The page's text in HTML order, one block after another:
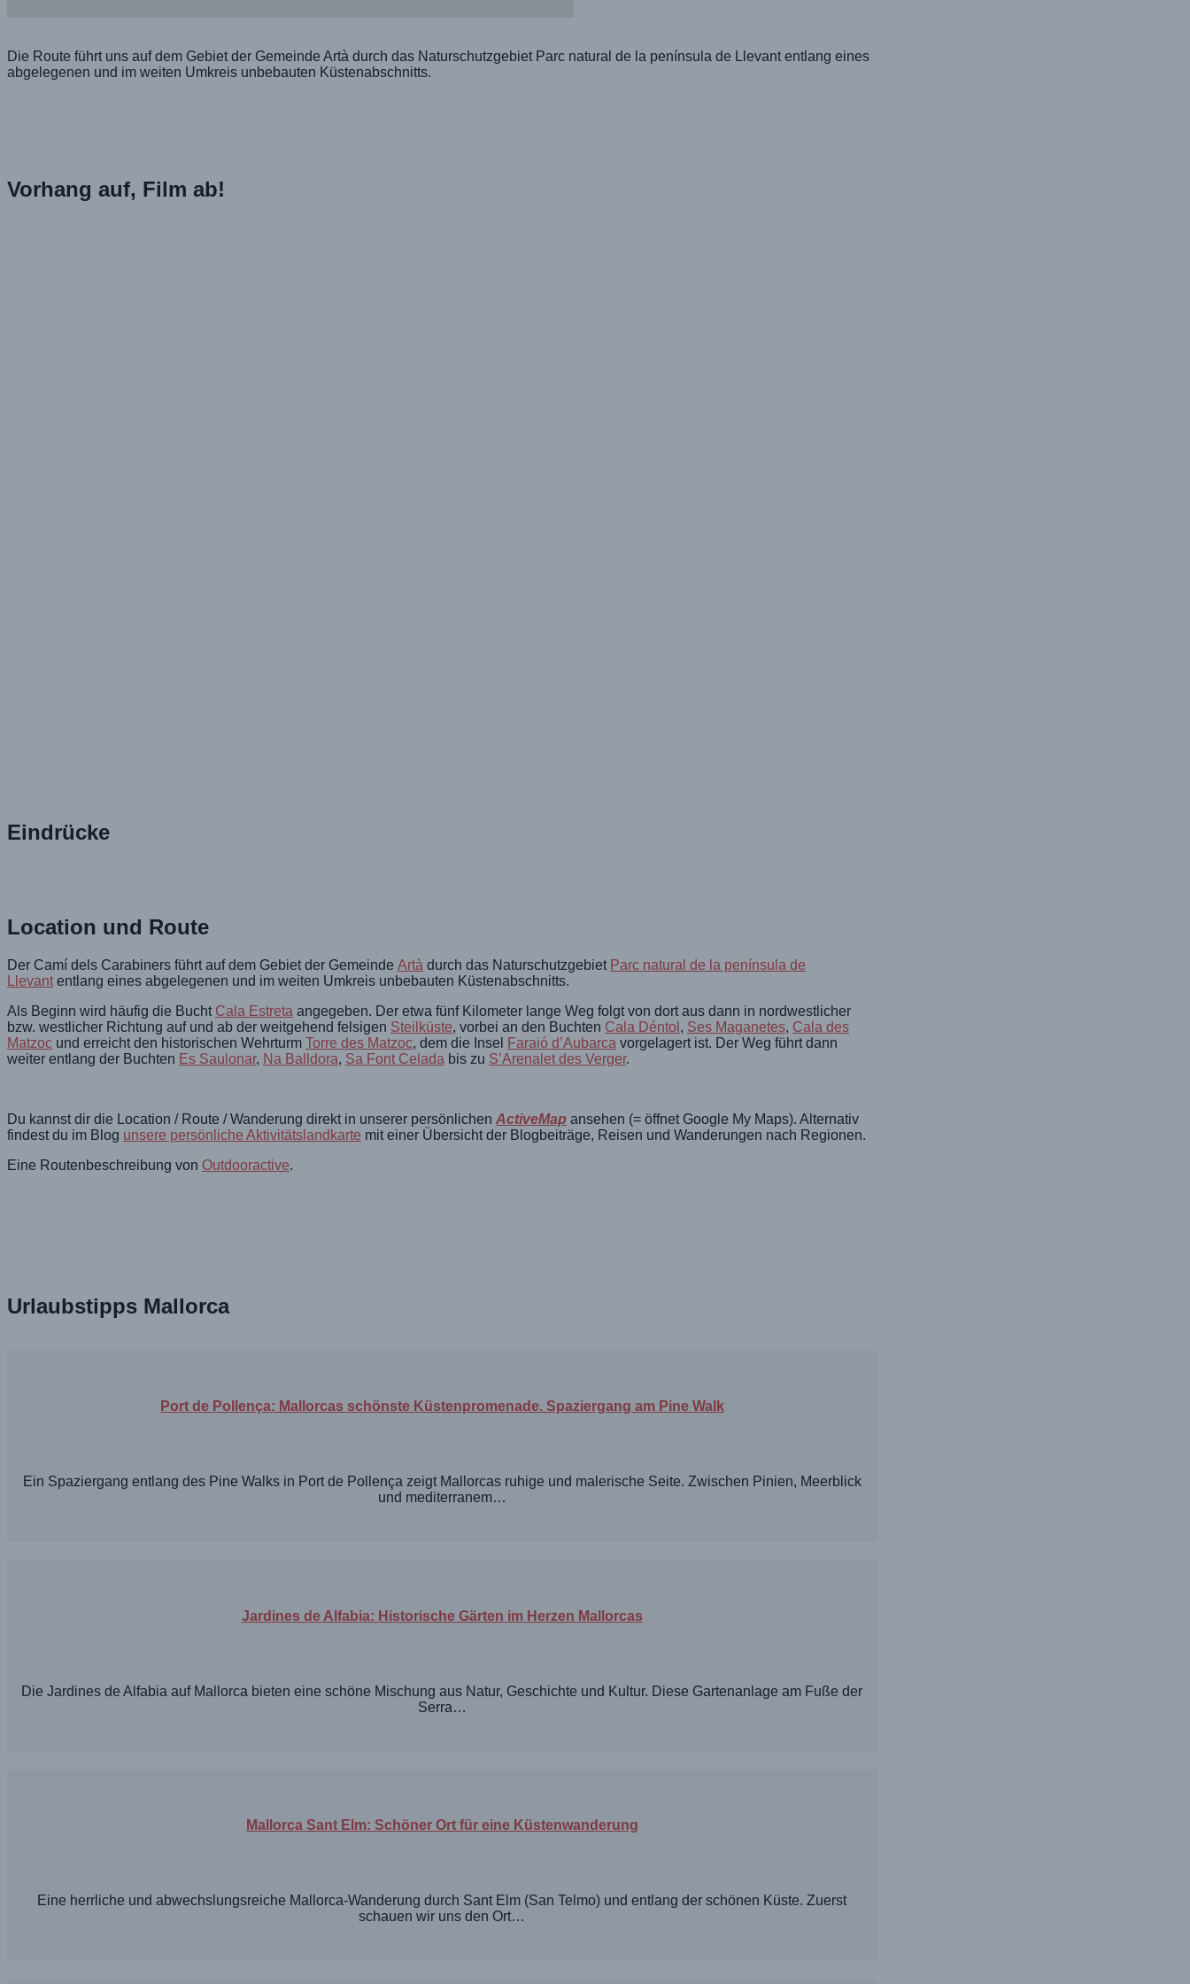
Die Route führt uns auf dem Gebiet der Gemeinde Artà durch das Naturschutzgebiet Parc natural de la península de Llevant entlang eines
abgelegenen und im weiten Umkreis unbebauten Küstenabschnitts.
Vorhang auf, Film ab!
Eindrücke
Location und Route
Der Camí dels Carabiners führt auf dem Gebiet der Gemeinde Artà durch das Naturschutzgebiet Parc natural de la península de
Llevant entlang eines abgelegenen und im weiten Umkreis unbebauten Küstenabschnitts.
Als Beginn wird häufig die Bucht Cala Estreta angegeben. Der etwa fünf Kilometer lange Weg folgt von dort aus dann in nordwestlicher
bzw. westlicher Richtung auf und ab der weitgehend felsigen Steilküste, vorbei an den Buchten Cala Déntol , Ses Maganetes, Cala des
Matzoc und erreicht den historischen Wehrturm Torre des Matzoc, dem die Insel Faraió d’Aubarca vorgelagert ist. Der Weg führt dann
weiter entlang der Buchten Es Saulonar, Na Balldora, Sa Font Celada bis zu S’Arenalet des Verger.
Du kannst dir die Location / Route / Wanderung direkt in unserer persönlichen ActiveMap ansehen (= öffnet Google My Maps). Alternativ
findest du im Blog unsere persönliche Aktivitätslandkarte mit einer Übersicht der Blogbeiträge, Reisen und Wanderungen nach Regionen.
Eine Routenbeschreibung von Outdooractive.
Urlaubstipps Mallorca
Port de Pollença: Mallorcas schönste Küstenpromenade. Spaziergang am Pine Walk
Ein Spaziergang entlang des Pine Walks in Port de Pollença zeigt Mallorcas ruhige und malerische Seite. Zwischen Pinien, Meerblick
und mediterranem…
Jardines de Alfabia: Historische Gärten im Herzen Mallorcas
Die Jardines de Alfabia auf Mallorca bieten eine schöne Mischung aus Natur, Geschichte und Kultur. Diese Gartenanlage am Fuße der
Serra…
Mallorca Sant Elm: Schöner Ort für eine Küstenwanderung
Eine herrliche und abwechslungsreiche Mallorca-Wanderung durch Sant Elm (San Telmo) und entlang der schönen Küste. Zuerst
schauen wir uns den Ort…